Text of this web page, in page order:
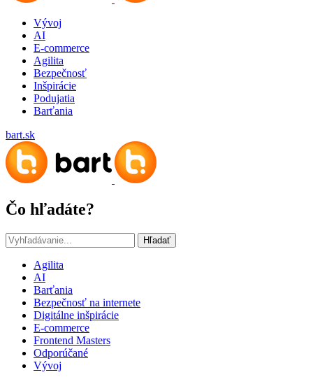
Vývoj
AI
E-commerce
Agilita
Bezpečnosť
Inšpirácie
Podujatia
Barťania
bart.sk
Čo hľadáte?
Hľadať
Agilita
AI
Barťania
Bezpečnosť na internete
Digitálne inšpirácie
E-commerce
Frontend Masters
Odporúčané
Vývoj